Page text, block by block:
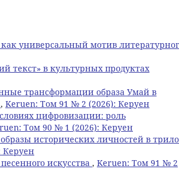
универсальный мотив
текст» в культурных продуктах
трансформации образа Умай в
, Keruen: Том 91 № 2 (2026): Керуен
цифровизации: роль
Том 90 № 1 (2026): Керуен
исторических личностей в
Керуен
искусства , Keruen: Том 91 № 2